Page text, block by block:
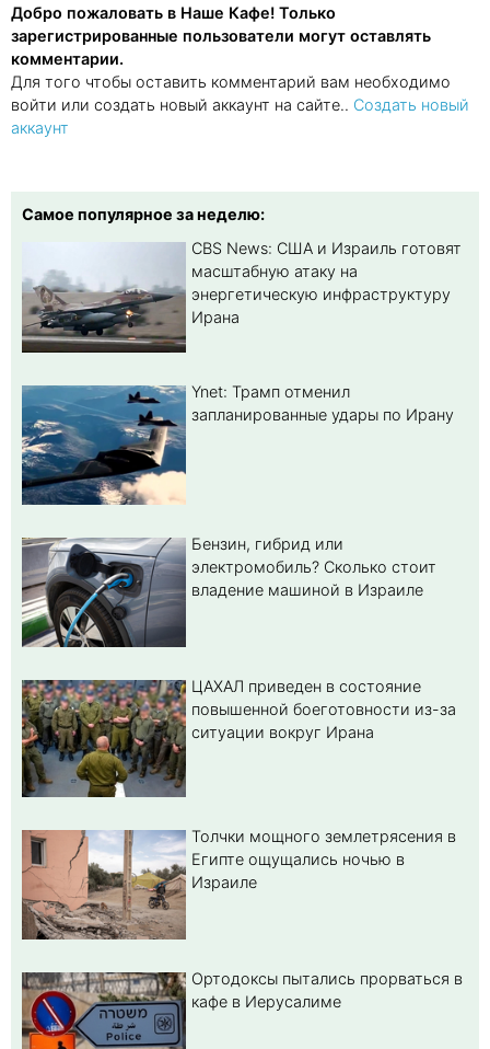
Добро пожаловать в Наше Кафе! Только
зарегистрированные пользователи могут оставлять
комментарии.
Для того чтобы оставить комментарий вам необходимо
войти или создать новый аккаунт на сайте.. Создать новый
аккаунт
Самое популярное за неделю:
CBS News: США и Израиль готовят
масштабную атаку на
энергетическую инфраструктуру
Ирана
Ynet: Трамп отменил
запланированные удары по Ирану
Бензин, гибрид или
электромобиль? Cколько стоит
владение машиной в Израиле
ЦАХАЛ приведен в состояние
повышенной боеготовности из-за
ситуации вокруг Ирана
Толчки мощного землетрясения в
Египте ощущались ночью в
Израиле
Ортодоксы пытались прорваться в
кафе в Иерусалиме